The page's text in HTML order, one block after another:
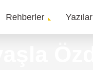
Main
Rehberler Yazılar